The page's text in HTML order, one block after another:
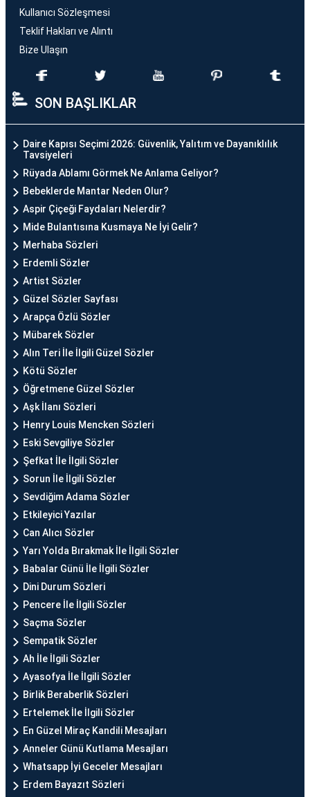
Kullanıcı Sözleşmesi
Teklif Hakları ve Alıntı
Bize Ulaşın
SON BAŞLIKLAR
Daire Kapısı Seçimi 2026: Güvenlik, Yalıtım ve Dayanıklılık
Tavsiyeleri
Rüyada Ablamı Görmek Ne Anlama Geliyor?
Bebeklerde Mantar Neden Olur?
Aspir Çiçeği Faydaları Nelerdir?
Mide Bulantısına Kusmaya Ne İyi Gelir?
Merhaba Sözleri
Erdemli Sözler
Artist Sözler
Güzel Sözler Sayfası
Arapça Özlü Sözler
Mübarek Sözler
Alın Teri İle İlgili Güzel Sözler
Kötü Sözler
Öğretmene Güzel Sözler
Aşk İlanı Sözleri
Henry Louis Mencken Sözleri
Eski Sevgiliye Sözler
Şefkat İle İlgili Sözler
Sorun İle İlgili Sözler
Sevdiğim Adama Sözler
Etkileyici Yazılar
Can Alıcı Sözler
Yarı Yolda Bırakmak İle İlgili Sözler
Babalar Günü İle İlgili Sözler
Dini Durum Sözleri
Pencere İle İlgili Sözler
Saçma Sözler
Sempatik Sözler
Ah İle İlgili Sözler
Ayasofya İle İlgili Sözler
Birlik Beraberlik Sözleri
Ertelemek İle İlgili Sözler
En Güzel Miraç Kandili Mesajları
Anneler Günü Kutlama Mesajları
Whatsapp İyi Geceler Mesajları
Erdem Bayazıt Sözleri